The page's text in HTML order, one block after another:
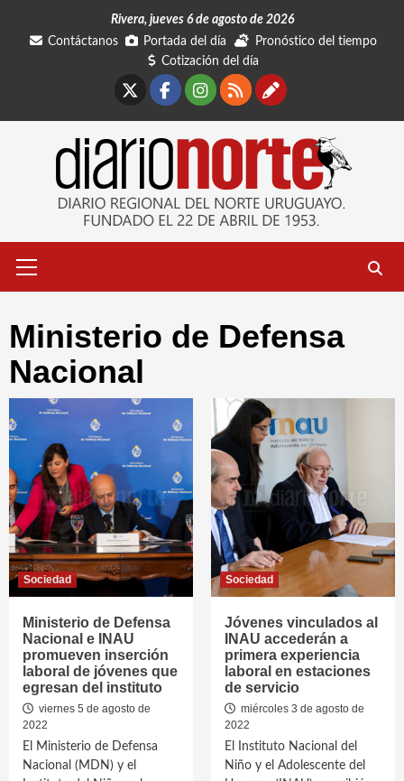
Rivera, jueves 6 de agosto de 2026
Contáctanos
Portada del día
Pronóstico del tiempo
Cotización del día
Facebook
Instagram
RSSContáctanos
primario
Ministerio de Defensa
Nacional
Sociedad
Ministerio de Defensa
Nacional e INAU
promueven inserción
laboral de jóvenes que
egresan del instituto
viernes 5 de agosto de
2022
El Ministerio de Defensa
Nacional (MDN) y el
Sociedad
Jóvenes vinculados al
INAU accederán a
primera experiencia
laboral en estaciones
de servicio
miércoles 3 de agosto de
2022
El Instituto Nacional del
Niño y el Adolescente del